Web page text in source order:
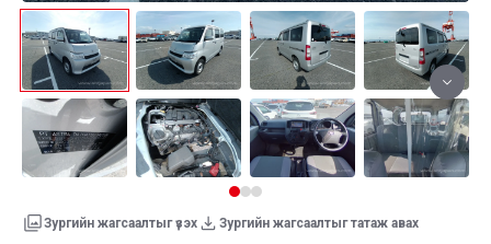
Зургийн жагсаалтыг үзэх Зургийн жагсаалтыг татаж авах